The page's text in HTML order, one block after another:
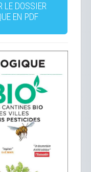
LE DOSSIER
EN PDF